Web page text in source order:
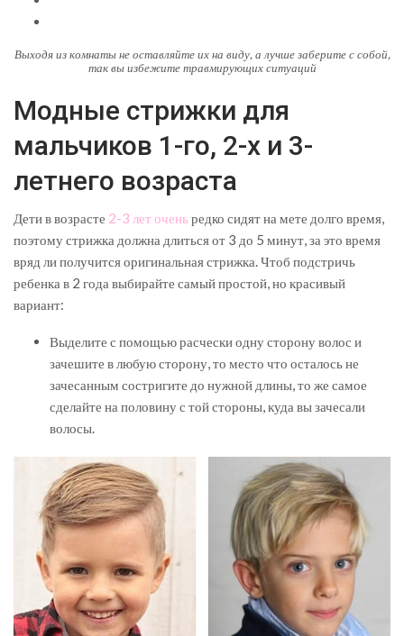
Выходя из комнаты не оставляйте их на виду, а лучше заберите с собой,
так вы избежите травмирующих ситуаций
Модные стрижки для
мальчиков 1-го, 2-х и 3-
летнего возраста
Дети в возрасте 2-3 лет оченьредко сидят на мете долго время,
поэтому стрижка должна длиться от 3 до 5 минут, за это время
вряд ли получится оригинальная стрижка. Чтоб подстричь
ребенка в 2 года выбирайте самый простой, но красивый
вариант:
Выделите с помощью расчески одну сторону волос и
зачешите в любую сторону, то место что осталось не
зачесанным состригите до нужной длины, то же самое
сделайте на половину с той стороны, куда вы зачесали
волосы.